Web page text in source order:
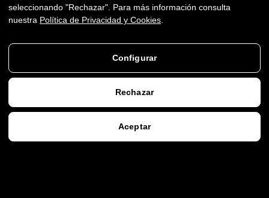
TECNOLOGÍAYDESARROLLO
LAINNOVACIÓN
NECESITA
MÉTODO
↓
AGENDAR VIDEOLLAMADA
seleccionando "Rechazar". Para más información consulta
nuestra Política de Privacidad y Cookies
Configurar
Rechazar
Aceptar